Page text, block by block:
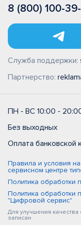
8 (800) 100-
Служба поддержки:
Партнерство:
ПН - ВС 10:00 -
Без выходных
Оплата банковской
Правила и условия
сервисном центре
Политика обработки
Политика
"Цифровой сервис"
Для улучшения
записан